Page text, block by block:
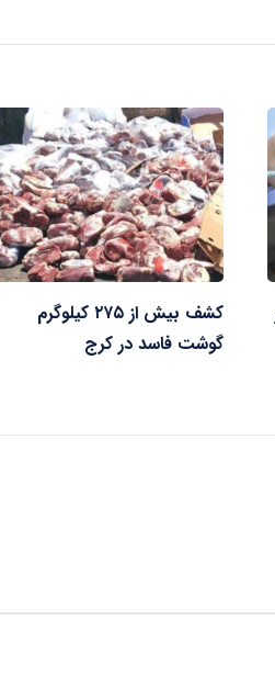
کشف بیش از ۲۷۵ کیلوگرم
گوشت فاسد در کرج